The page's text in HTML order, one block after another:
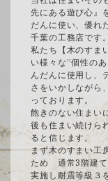
先にある遊び心』
だんに使い、優れ
千葉の工務店です。
私たち【木のすま
い様々な”個性の
んだんに使用し、
さをいかしながら
っております。
飽きのない住まい
後も住まい続けら
ると信じます。
まず木のすまい工
ため 通常3階建て
実施し耐震等級３